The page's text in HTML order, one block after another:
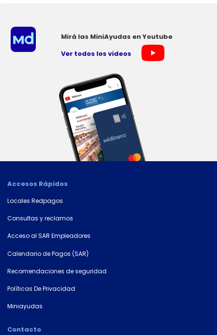
tu
de
cuenta
de
Mirá las MiniAyudas en Youtube
Ver todos los videos
Accesos Rápidos
Locales Redpagos
Consultas y reclamos
Acceso al SAR Empleadores
Calendario de Pagos (SAR)
Recomendaciones de seguridad
Políticas De Privacidad
Miniayudas
Contacto